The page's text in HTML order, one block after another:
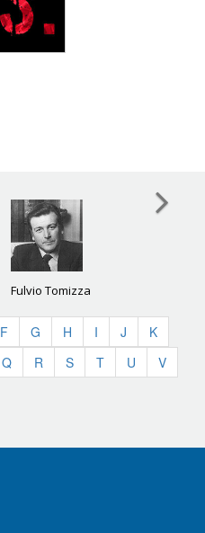
Fulvio Tomizza
F G H I J
K
Q R S T U
V